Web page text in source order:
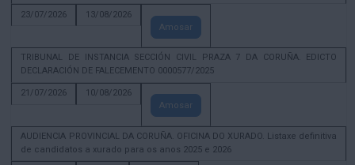
23/07/2026
13/08/2026
Amosar
TRIBUNAL DE INSTANCIA SECCIÓN CIVIL PRAZA 7 DA CORUÑA. EDICTO
DECLARACIÓN DE FALECEMENTO 0000577/2025
21/07/2026
10/08/2026
Amosar
AUDIENCIA PROVINCIAL DA CORUÑA. OFICINA DO XURADO. Listaxe definitiva
de candidatos a xurado para os anos 2025 e 2026